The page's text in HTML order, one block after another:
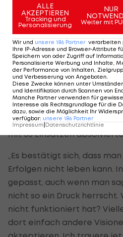
„Kann von vergangenen
Insgesamt brachte es der
Grün-Weißen in der
auf 857 Einsatz-Minuten.
nachdem er gemeinsam
Schöttel im letzten
Hütteldorf zurückkehrte,
mehr. Besonders
Wiener in Neustadt eine
mit 35 Einsätzen
„Es bestätigt sich, dass
Erfolgen nicht leben kann.
gepasst, auch wenn man
nicht so ein Druck herrscht.
nicht funktioniert hat?
dort einfach andere
ALLE
AKZEPTIEREN
Tracking und
Personalisierung
NUR
Weiter mit
Wir und unsere 186 Partner verarbeiten
Ihre IP-Adresse und Browser-Attribute
Speichern von oder Zugriff auf
Personalisierte Werbung und Inhalte,
der Performance von Inhalten,
und Verbesserung von Angeboten.
Diese Zwecke können unter
und Identifikation durch Scannen von
Manche Partner verwenden für
Interesse als Rechtsgrundlage für die
dazu, sowie die Möglichkeit Ihr
verfügbar: unsere 186 Partner
Impressum Datenschutzrichtlinie